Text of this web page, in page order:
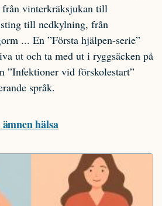
vinterkräksjukan till
till nedkylning, från
... En ”Första hjälpen-serie”
ut och ta med ut i ryggsäcken på
”Infektioner vid förskolestart”
språk.
hälsa